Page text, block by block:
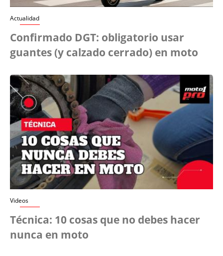
Actualidad
Confirmado DGT: obligatorio usar
guantes (y calzado cerrado) en moto
Videos
Técnica: 10 cosas que no debes hacer
nunca en moto